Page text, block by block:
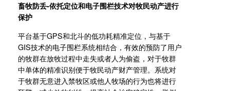
畜牧防丢-依托定位和电子围栏技术对牧民动产进行
保护
平台基于GPS和北斗的低功耗精准定位，与基于
GIS技术的电子围栏系统相结合，有效的预防了用户
的牧群在放牧过程中走失或者人为偷盗，对于牧群
中单体的精准识别便于牧民动产财产管理。系统对
于牧群无意进入禁牧区或他人牧场的行为也将进行